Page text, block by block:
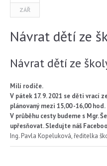
ZÁŘ
Návrat dětí ze
Návrat dětí ze
Milí rodiče.
V pátek 17. 9. 2021 se děti vrací
plánovaný mezi 15,00 -16,00 hod.
V průběhu cesty budeme s Mgr.
upřesňovat. Sledujte náš
Ing. Pavla Kopeluková, ředitelka